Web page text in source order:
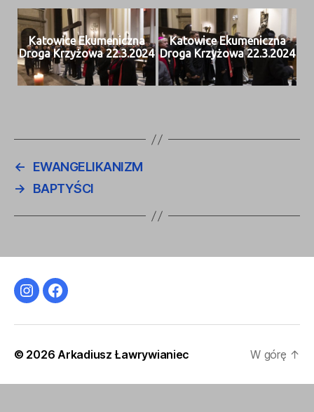
Katow­ice Eku­menicz­na
Dro­ga Krzyżowa 22.3.2024
Katow­ice Eku­menicz­na
Dro­ga Krzyżowa 22.3.2024
←
EWANGELIKANIZM
→
BAPTYŚCI
InstagramFacebook
© 2026Arkadiusz Ławrywianiec W górę ↑